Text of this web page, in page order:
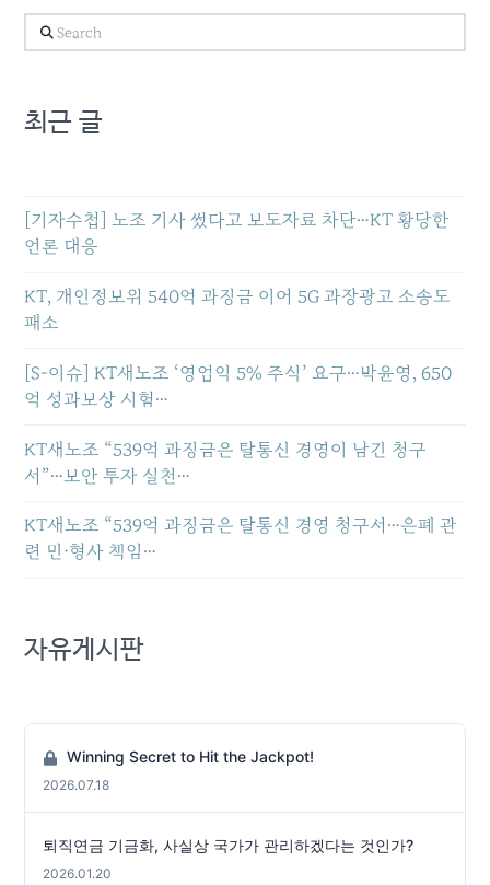
Search
최근 글
[기자수첩] 노조 기사 썼다고 보도자료 차단…KT 황당한
언론 대응
KT, 개인정보위 540억 과징금 이어 5G 과장광고 소송도
패소
[S-이슈] KT새노조 ‘영업익 5% 주식’ 요구…박윤영, 650
억 성과보상 시험…
KT새노조 “539억 과징금은 탈통신 경영이 남긴 청구
서”…보안 투자 실천…
KT새노조 “539억 과징금은 탈통신 경영 청구서…은폐 관
련 민·형사 책임…
자유게시판
Winning Secret to Hit the Jackpot!
2026.07.18
퇴직연금 기금화, 사실상 국가가 관리하겠다는 것인가?
2026.01.20